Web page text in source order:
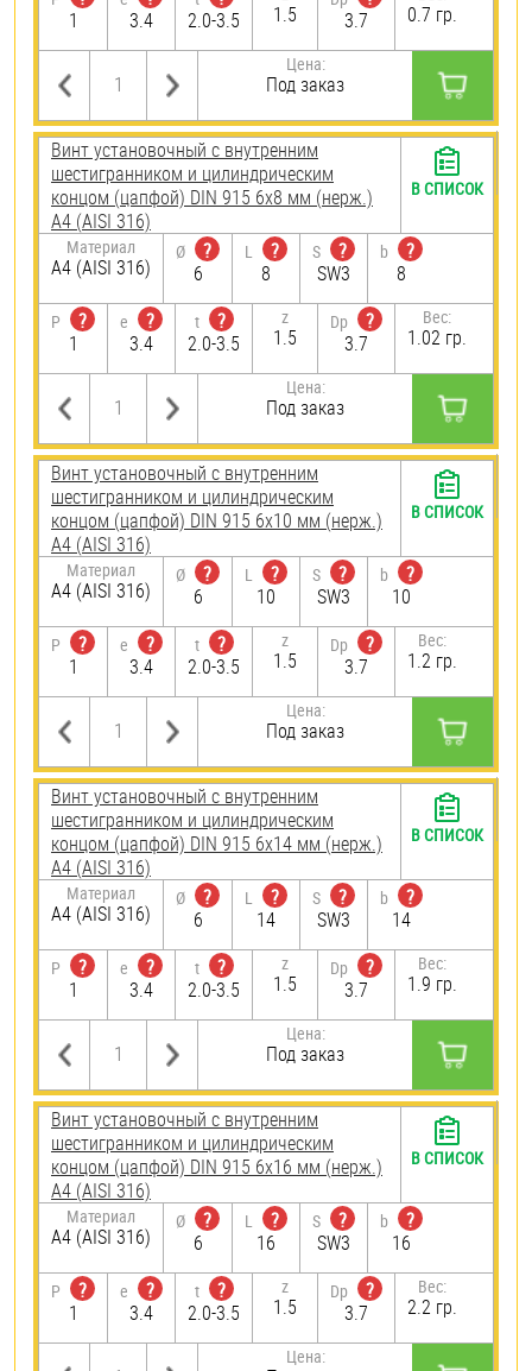
1
3.4
2.0-3.5
1.5
3.7
0.7 гр.
Цена:
Под заказ
Винт установочный с внутренним
шестигранником и цилиндрическим
концом (цапфой) DIN 915 6х8 мм (нерж.)
A4 (AISI 316)
Материал
A4 (AISI 316)
Ø
?
6
L
?
8
S
?
SW3
b
?
8
P
?
1
e
?
3.4
t
?
2.0-3.5
z
1.5
Dp
?
3.7
Вес:
1.02 гр.
Цена:
Под заказ
В СПИСОК
Винт установочный с внутренним
шестигранником и цилиндрическим
концом (цапфой) DIN 915 6х10 мм (нерж.)
A4 (AISI 316)
Материал
A4 (AISI 316)
Ø
?
6
L
?
10
S
?
SW3
b
?
10
P
?
1
e
?
3.4
t
?
2.0-3.5
z
1.5
Dp
?
3.7
Вес:
1.2 гр.
Цена:
Под заказ
В СПИСОК
Винт установочный с внутренним
шестигранником и цилиндрическим
концом (цапфой) DIN 915 6х14 мм (нерж.)
A4 (AISI 316)
Материал
A4 (AISI 316)
Ø
?
6
L
?
14
S
?
SW3
b
?
14
P
?
1
e
?
3.4
t
?
2.0-3.5
z
1.5
Dp
?
3.7
Вес:
1.9 гр.
Цена:
Под заказ
В СПИСОК
Винт установочный с внутренним
шестигранником и цилиндрическим
концом (цапфой) DIN 915 6х16 мм (нерж.)
A4 (AISI 316)
Материал
A4 (AISI 316)
Ø
?
6
L
?
16
S
?
SW3
b
?
16
P
?
1
e
?
3.4
t
?
2.0-3.5
z
1.5
Dp
?
3.7
Вес:
2.2 гр.
Цена:
В СПИСОК